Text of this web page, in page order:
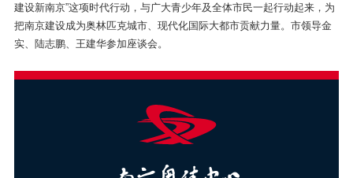
建设新南京”这项时代行动，与广大青少年及全体市民一起行动起来，为
把南京建设成为奥林匹克城市、现代化国际大都市贡献力量。市领导金
实、陆志鹏、王建华参加座谈会。